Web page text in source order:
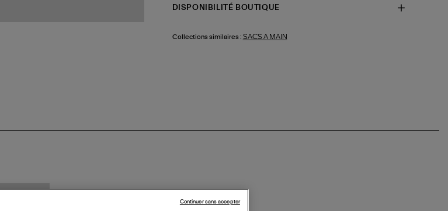
DISPONIBILITÉ BOUTIQUE
Collections similaires : SACS A MAIN
Continuer sans accepter